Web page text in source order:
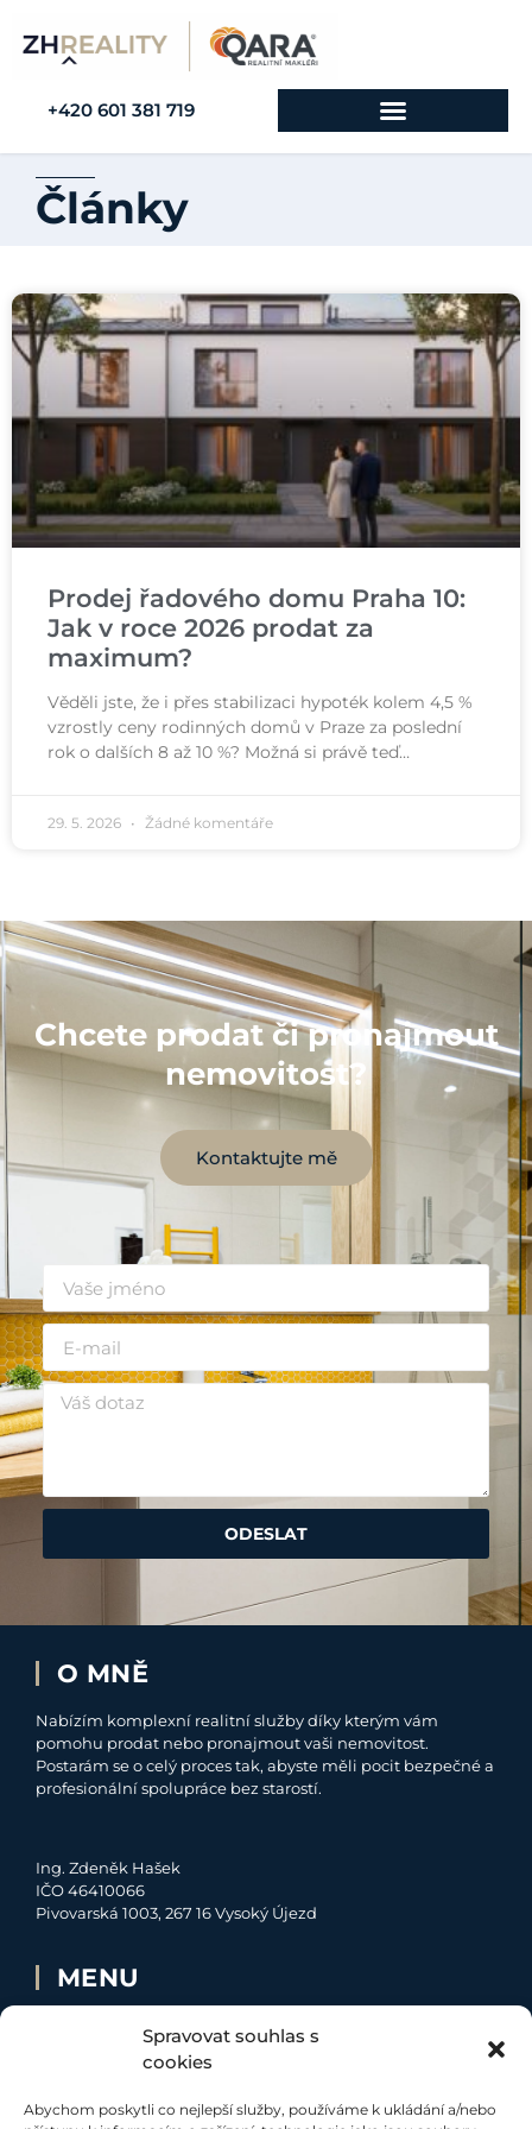
Spravovat souhlas s
cookies
Abychom poskytli co nejlepší služby, používáme k ukládání a/nebo
+420 601 381 719
Články
Prodej řadového domu Praha 10:
Jak v roce 2026 prodat za
maximum?
Věděli jste, že i přes stabilizaci hypoték kolem 4,5 %
vzrostly ceny rodinných domů v Praze za poslední
rok o dalších 8 až 10 %? Možná si právě teď…
29. 5. 2026 Žádné komentáře
Chcete prodat či pronajmout
nemovitost?
Kontaktujte mě
ODESLAT
O MNĚ
Nabízím komplexní realitní služby díky kterým vám
pomohu prodat nebo pronajmout vaši nemovitost.
Postarám se o celý proces tak, abyste měli pocit bezpečné a
profesionální spolupráce bez starostí.
Ing. Zdeněk Hašek
IČO 46410066
Pivovarská 1003, 267 16 Vysoký Újezd
MENU